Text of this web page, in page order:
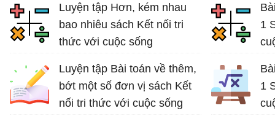
Luyện tập Hơn, kém nhau
bao nhiêu sách Kết nối tri
thức với cuộc sống
Luyện tập Bài toán về thêm,
bớt một số đơn vị sách Kết
nối tri thức với cuộc sống
1
1